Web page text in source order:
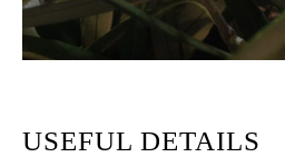
USEFUL DETAILS